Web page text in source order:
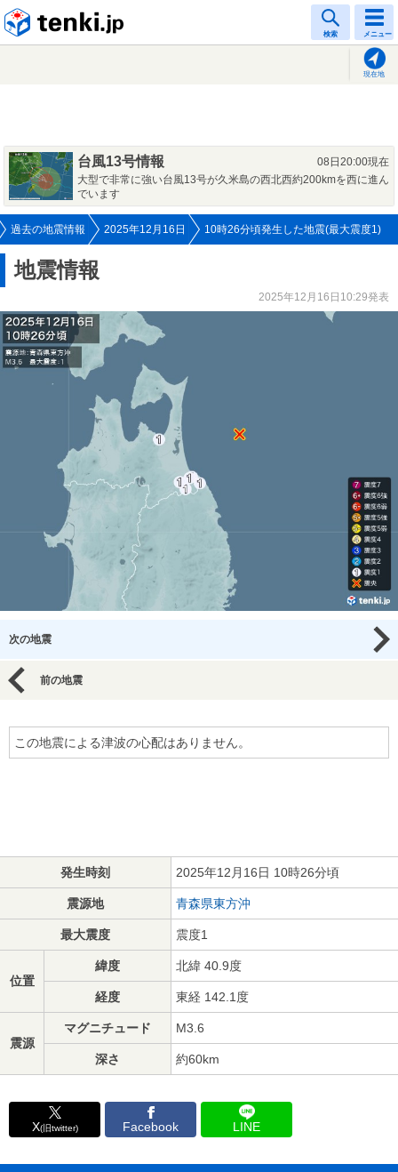
検索 メニュー
現在地
台風13号情報
08日20:00現在
大型で非常に強い台風13号が久米島の西北西約200kmを西に進ん
でいます
過去の地震情報 2025年12月16日 10時26分頃発生した地震(最大震度1)
地震情報
2025年12月16日10:29発表
次の地震
前の地震
この地震による津波の心配はありません。
発生時刻 2025年12月16日 10時26分頃
震源地 青森県東方沖
最大震度 震度1
位置
緯度 北緯 40.9度
経度 東経 142.1度
震源
マグニチュード M3.6
深さ 約60km
X(旧twitter) Facebook LINE